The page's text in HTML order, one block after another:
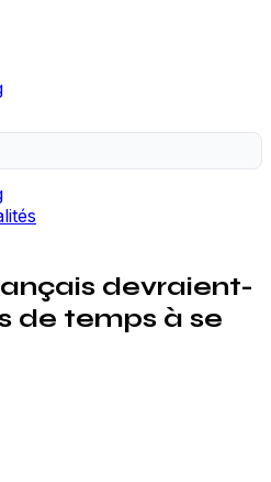
devraient-
de temps à se